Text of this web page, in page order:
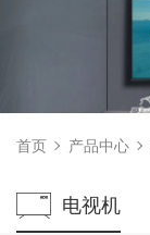
首页 产品中心
电视机